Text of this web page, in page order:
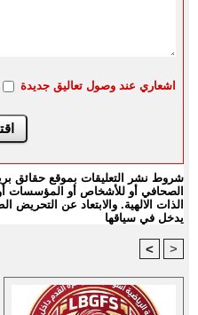
اشعاري عند وصول تعاليق جديدة
شروط نشر التعليقات بموقع حقائق
الصحافي أو للأشخاص أو المؤسسات
الذات الالهية. والابتعاد عن التحريض
يدخل في سياقها
< >